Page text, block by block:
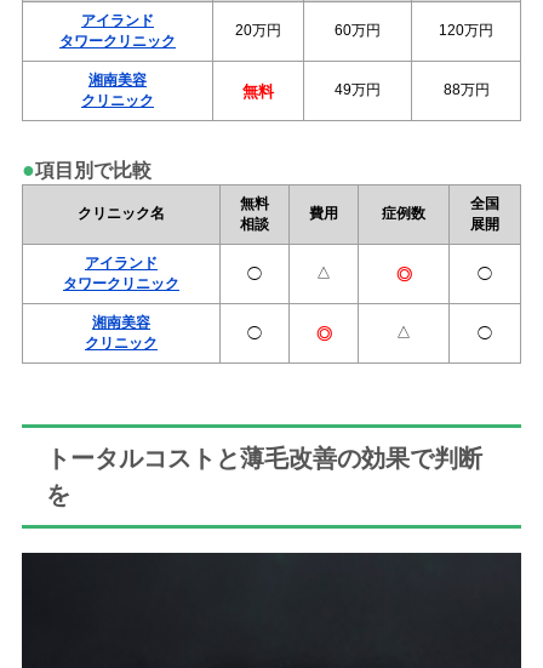
アイランド
タワークリニック
20万円 60万円 120万円
湘南美容
クリニック
無料 49万円 88万円
●項目別で比較
クリニック名
無料
相談
費用 症例数
全国
展開
アイランド
タワークリニック
◯ △ ◎ ◯
湘南美容
クリニック
◯ ◎ △ ◯
トータルコストと薄毛改善の効果で判断
を